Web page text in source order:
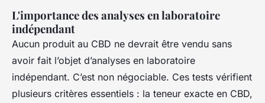
L'importance des analyses en laboratoire
indépendant
Aucun produit au CBD ne devrait être vendu sans
avoir fait l’objet d’analyses en laboratoire
indépendant. C’est non négociable. Ces tests vérifient
plusieurs critères essentiels : la teneur exacte en CBD,